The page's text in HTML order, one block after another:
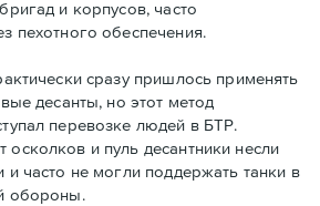
и корпусов, часто
пехотного обеспечения.
сразу пришлось применять
десанты, но этот метод
перевозке людей в БТР.
и пуль десантники несли
и часто не могли поддержать танки в
обороны.